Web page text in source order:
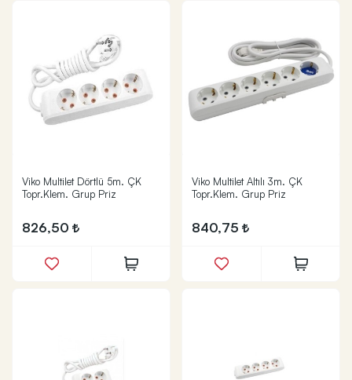
Viko Multilet Dörtlü 5m. ÇK
Topr.Klem. Grup Priz
826,50
Viko Multilet Altılı 3m. ÇK
Topr.Klem. Grup Priz
840,75